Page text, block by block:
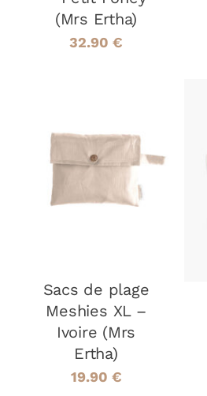
(Mrs Ertha)
32.90 €
AJOUTER AU
Sacs de plage
Meshies XL –
Ivoire (Mrs
Ertha)
19.90 €